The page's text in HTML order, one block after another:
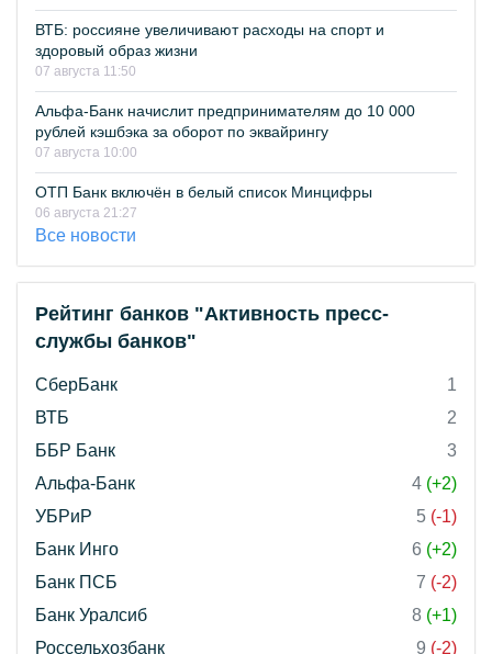
ВТБ: россияне увеличивают расходы на спорт и
здоровый образ жизни
07 августа 11:50
Альфа-Банк начислит предпринимателям до 10 000
рублей кэшбэка за оборот по эквайрингу
07 августа 10:00
ОТП Банк включён в белый список Минцифры
06 августа 21:27
Все новости
Рейтинг банков "Активность пресс-
службы банков"
СберБанк
1
ВТБ
2
ББР Банк
3
Альфа-Банк
4 (+2)
УБРиР
5 (-1)
Банк Инго
6 (+2)
Банк ПСБ
7 (-2)
Банк Уралсиб
8 (+1)
Россельхозбанк
9 (-2)